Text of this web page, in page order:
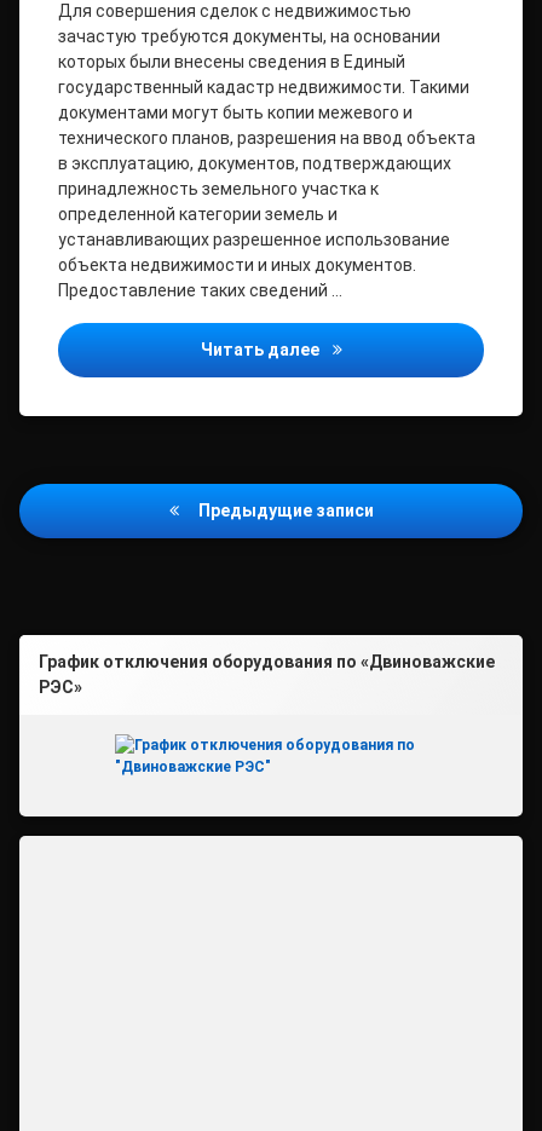
Для совершения сделок с недвижимостью
зачастую требуются документы, на основании
которых были внесены сведения в Единый
государственный кадастр недвижимости. Такими
документами могут быть копии межевого и
технического планов, разрешения на ввод объекта
в эксплуатацию, документов, подтверждающих
принадлежность земельного участка к
определенной категории земель и
устанавливающих разрешенное использование
объекта недвижимости и иных документов.
Предоставление таких сведений …
Читать далее Предоставление
Навигация
по
Предыдущие записи
График отключения оборудования по «Двиноважские
РЭС»